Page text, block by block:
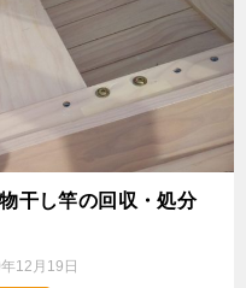
干し竿の回収・処分
12月19日